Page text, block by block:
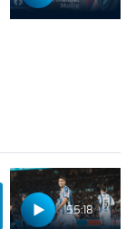
55:18